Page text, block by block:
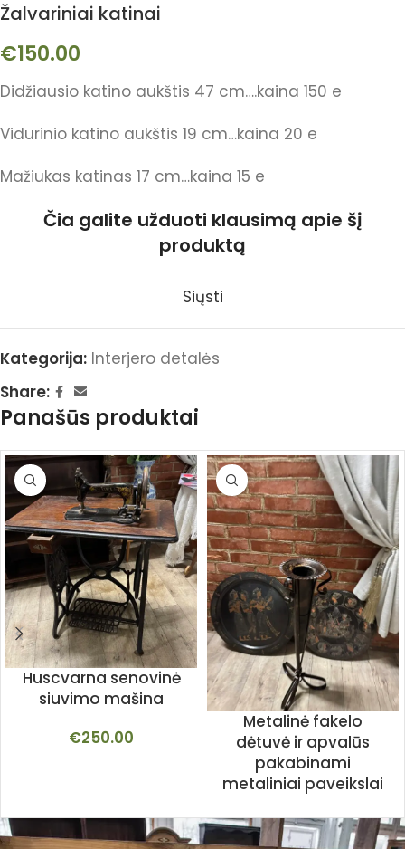
Žalvariniai katinai
€150.00
Didžiausio katino aukštis 47 cm….kaina 150 e
Vidurinio katino aukštis 19 cm…kaina 20 e
Mažiukas katinas 17 cm…kaina 15 e
Čia galite užduoti klausimą apie šį
produktą
Siųsti
Kategorija: Interjero detalės
Share:
Panašūs produktai
Huscvarna senovinė
siuvimo mašina
€250.00
Metalinė fakelo
dėtuvė ir apvalūs
pakabinami
metaliniai paveikslai